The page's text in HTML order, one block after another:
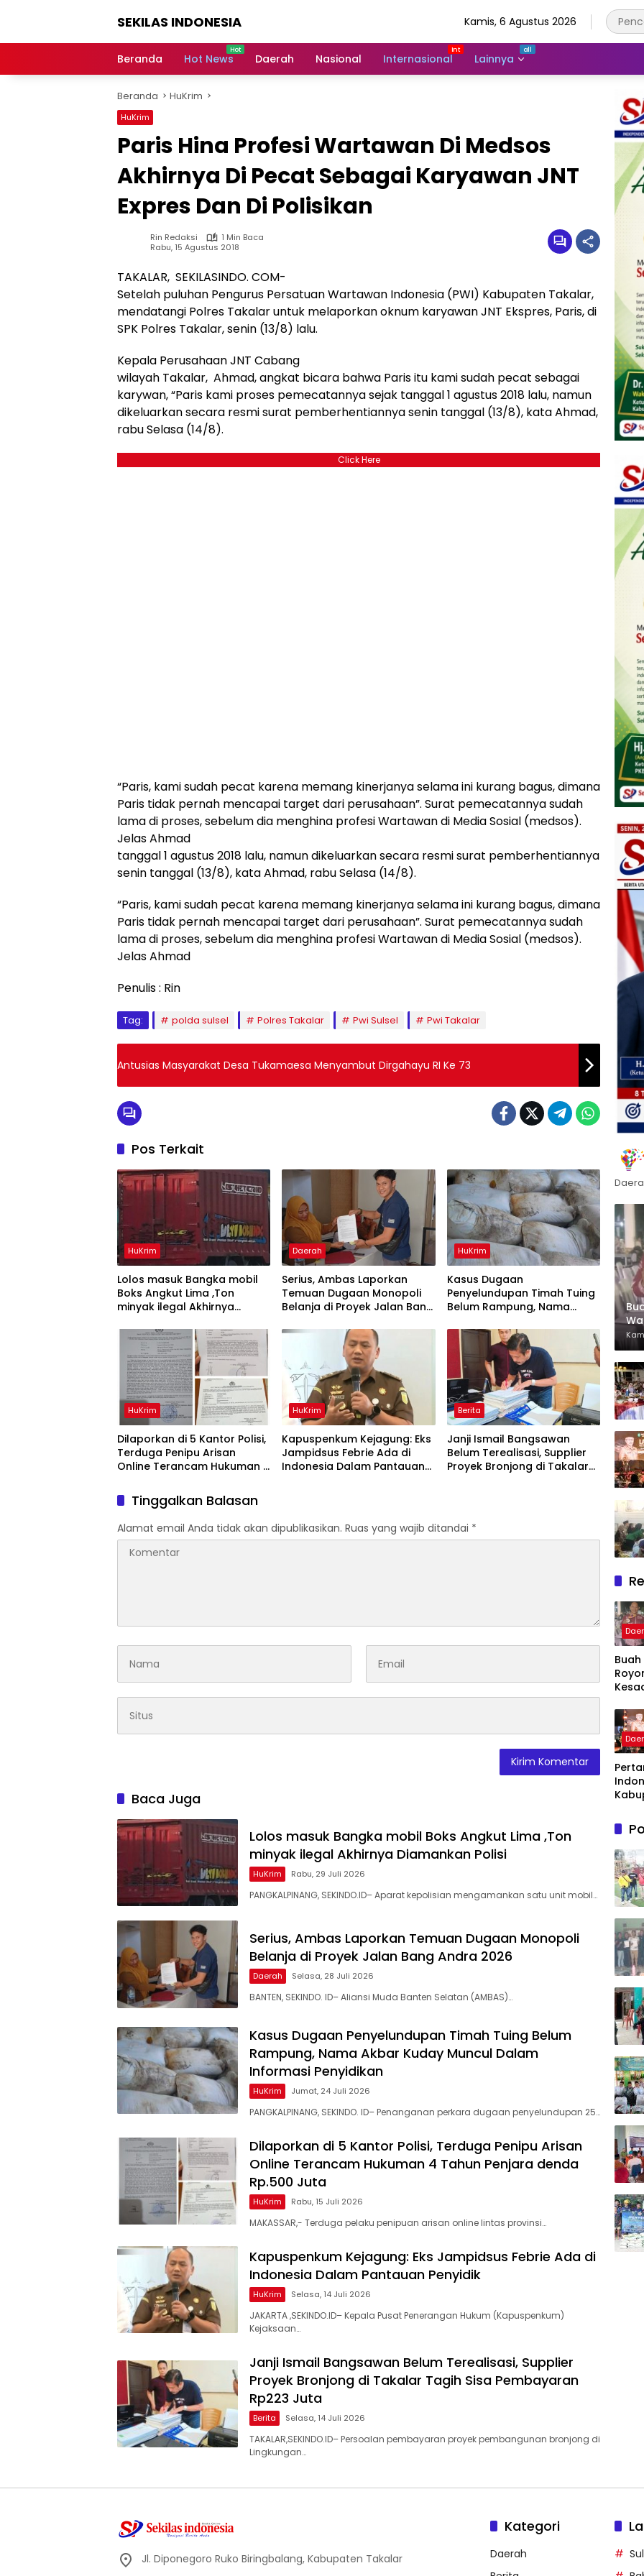
SEKILAS INDONESIA
Terkini,
Latest
World,
Headlines,
News
Kamis, 6 Agustus 2026
Beranda Hot News Daerah Nasional Internasional Lainnya
Beranda HuKrim
HuKrim
Paris Hina Profesi Wartawan Di Medsos
Akhirnya Di Pecat Sebagai Karyawan JNT
Expres Dan Di Polisikan
Rin Redaksi
1 Min Baca
Rabu, 15 Agustus 2018
TAKALAR, SEKILASINDO. COM-
Setelah puluhan Pengurus Persatuan Wartawan Indonesia (PWI) Kabupaten Takalar,
mendatangi Polres Takalar untuk melaporkan oknum karyawan JNT Ekspres, Paris, di
SPK Polres Takalar, senin (13/8) lalu.
Kepala Perusahaan JNT Cabang
wilayah Takalar, Ahmad, angkat bicara bahwa Paris itu kami sudah pecat sebagai
karywan, “Paris kami proses pemecatannya sejak tanggal 1 agustus 2018 lalu, namun
dikeluarkan secara resmi surat pemberhentiannya senin tanggal (13/8), kata Ahmad,
rabu Selasa (14/8).
Click Here
“Paris, kami sudah pecat karena memang kinerjanya selama ini kurang bagus, dimana
Paris tidak pernah mencapai target dari perusahaan”. Surat pemecatannya sudah
lama di proses, sebelum dia menghina profesi Wartawan di Media Sosial (medsos).
Jelas Ahmad
tanggal 1 agustus 2018 lalu, namun dikeluarkan secara resmi surat pemberhentiannya
senin tanggal (13/8), kata Ahmad, rabu Selasa (14/8).
“Paris, kami sudah pecat karena memang kinerjanya selama ini kurang bagus, dimana
Paris tidak pernah mencapai target dari perusahaan”. Surat pemecatannya sudah
lama di proses, sebelum dia menghina profesi Wartawan di Media Sosial (medsos).
Jelas Ahmad
Penulis : Rin
Tag: polda sulsel Polres Takalar Pwi Sulsel Pwi Takalar
Antusias Masyarakat Desa Tukamaesa Menyambut Dirgahayu RI Ke 73
Pos Terkait
HuKrim
Lolos masuk Bangka mobil
Boks Angkut Lima ,Ton
minyak ilegal Akhirnya
Daerah
Serius, Ambas Laporkan
‎Temuan Dugaan Monopoli
Belanja di Proyek Jalan Bang
HuKrim
Kasus Dugaan
Penyelundupan Timah Tuing
Belum Rampung, Nama
Informasi Penyidikan
HuKrim
Dilaporkan di 5 Kantor Polisi,
Terduga Penipu Arisan
Online Terancam Hukuman 4
Juta
HuKrim
Kapuspenkum Kejagung: Eks
Jampidsus Febrie Ada di
Indonesia Dalam Pantauan
Berita
Janji Ismail Bangsawan
Belum Terealisasi, Supplier
Proyek Bronjong di Takalar
Tinggalkan Balasan
Alamat email Anda tidak akan dipublikasikan. Ruas yang wajib ditandai *
Baca Juga
Lolos masuk Bangka mobil Boks Angkut Lima ,Ton
minyak ilegal Akhirnya Diamankan Polisi
HuKrim Rabu, 29 Juli 2026
PANGKALPINANG, SEKINDO.ID– Aparat kepolisian mengamankan satu unit mobil…
Serius, Ambas Laporkan ‎Temuan Dugaan Monopoli
Belanja di Proyek Jalan Bang Andra 2026
Daerah Selasa, 28 Juli 2026
BANTEN, SEKINDO. ID– Aliansi Muda Banten Selatan (AMBAS)…
Kasus Dugaan Penyelundupan Timah Tuing Belum
Rampung, Nama Akbar Kuday Muncul Dalam
Informasi Penyidikan
HuKrim Jumat, 24 Juli 2026
PANGKALPINANG, SEKINDO. ID– Penanganan perkara dugaan penyelundupan 25…
Dilaporkan di 5 Kantor Polisi, Terduga Penipu Arisan
Online Terancam Hukuman 4 Tahun Penjara denda
Rp.500 Juta
HuKrim Rabu, 15 Juli 2026
MAKASSAR,- Terduga pelaku penipuan arisan online lintas provinsi…
Kapuspenkum Kejagung: Eks Jampidsus Febrie Ada di
Indonesia Dalam Pantauan Penyidik
HuKrim Selasa, 14 Juli 2026
JAKARTA ,SEKINDO.ID– Kepala Pusat Penerangan Hukum (Kapuspenkum)
Kejaksaan…
Janji Ismail Bangsawan Belum Terealisasi, Supplier
Proyek Bronjong di Takalar Tagih Sisa Pembayaran
Rp223 Juta
Berita Selasa, 14 Juli 2026
TAKALAR,SEKINDO.ID– Persoalan pembayaran proyek pembangunan bronjong di
Lingkungan…
Gelar
dan
n
Publik
Jl. Diponegoro Ruko Biringbalang, Kabupaten Takalar
Kategori
Daerah